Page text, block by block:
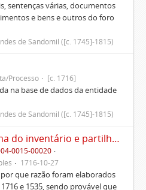
sentenças várias, documentos
e bens e outros do foro
de Sandomil ([c. 1745]-1815)
Processo [c. 1716]
na base de dados da entidade
de Sandomil ([c. 1745]-1815)
Pública-forma do inventário e partilhas dos bens de Vasco Queimado
0015-00020
1716-10-27
por que razão foram elaborados
e 1535, sendo provável que